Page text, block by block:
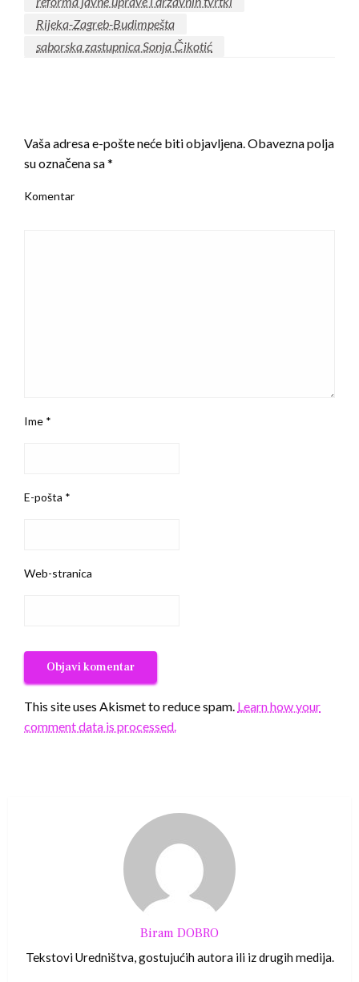
Rijeka-Zagreb-Budimpešta
saborska zastupnica Sonja Čikotić
Vaša adresa e-pošte neće biti objavljena.Obavezna polja
su označena sa*
Komentar
Ime *
E-pošta *
Web-stranica
This site uses Akismet to reduce spam. Learn how your
comment data is processed.
Biram DOBRO
Tekstovi Uredništva, gostujućih autora ili iz drugih medija.